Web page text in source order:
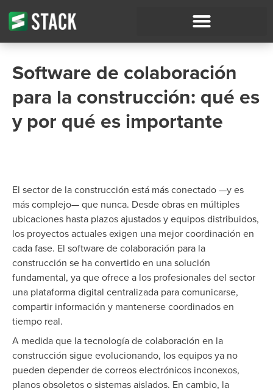
Software de colaboración
para la construcción: qué es
y por qué es importante
El sector de la construcción está más conectado —y es
más complejo— que nunca. Desde obras en múltiples
ubicaciones hasta plazos ajustados y equipos distribuidos,
los proyectos actuales exigen una mejor coordinación en
cada fase. El software de colaboración para la
construcción se ha convertido en una solución
fundamental, ya que ofrece a los profesionales del sector
una plataforma digital centralizada para comunicarse,
compartir información y mantenerse coordinados en
tiempo real.
A medida que la tecnología de colaboración en la
construcción sigue evolucionando, los equipos ya no
pueden depender de correos electrónicos inconexos,
planos obsoletos o sistemas aislados. En cambio, la